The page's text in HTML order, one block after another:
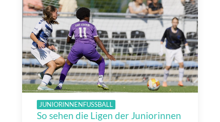
JUNIORINNENFUSSBALL
So sehen die Ligen der Juniorinnen